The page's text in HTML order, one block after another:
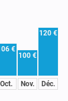
€
Oct.
100 €
Nov.
120 €
Déc.